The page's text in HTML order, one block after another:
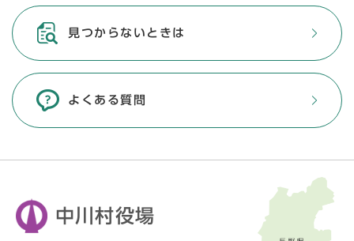
見つからないときは
よくある質問
中川村役場